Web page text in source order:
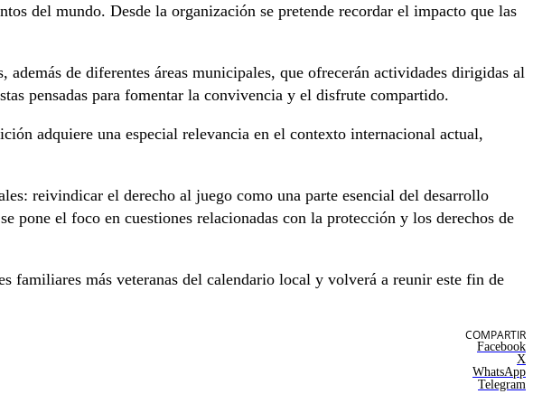
del mundo. Desde la organización se pretende recordar el impacto que las
de diferentes áreas municipales, que ofrecerán actividades dirigidas al
pensadas para fomentar la convivencia y el disfrute compartido.
adquiere una especial relevancia en el contexto internacional actual,
reivindicar el derecho al juego como una parte esencial del desarrollo
el foco en cuestiones relacionadas con la protección y los derechos de
familiares más veteranas del calendario local y volverá a reunir este fin de
COMPARTIR
Facebook
X
WhatsApp
Telegram